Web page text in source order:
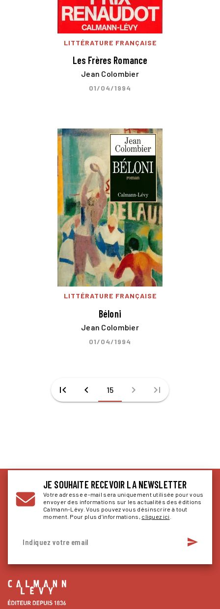
LITTÉRATURE FRANÇAISE
Les Frères Romance
Jean Colombier
01/04/1994
LITTÉRATURE FRANÇAISE
Béloni
Jean Colombier
01/04/1994
first_page chevron_left 15 chevron_right last_page
JE SOUHAITE RECEVOIR LA NEWSLETTER
Votre adresse e-mail sera uniquement utilisée pour vous
envoyer des informations sur les actualités des éditions
Calmann-Lévy. Vous pouvez vous désinscrire à tout
moment. Pour plus d’informations, cliquez ici
Indiquez votre email send